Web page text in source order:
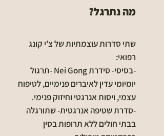
מה נתרגל?
שתי סדרות עוצמתיות של צ'י קונג
רפואי:
-בסיסי- סידרת Nei Gong -תרגול
יומיומי עדין לאיברים פנימיים, לטיפוח
עצמי, ויסות אנרגטי וחיזוק פנימי.
-סדרת שטיפה אנרגטית- שתורגלה
בבתי חולים ללא תרופות בסין